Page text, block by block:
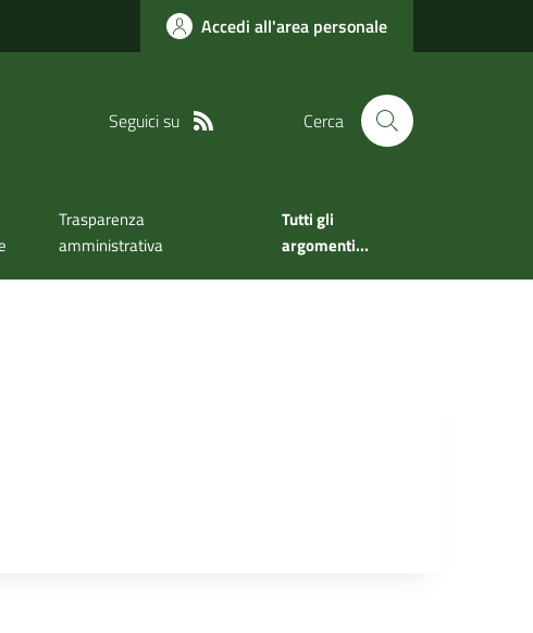
Accedi all'area personale
Seguici su Cerca
Trasparenza
amministrativa
Tutti gli
argomenti...